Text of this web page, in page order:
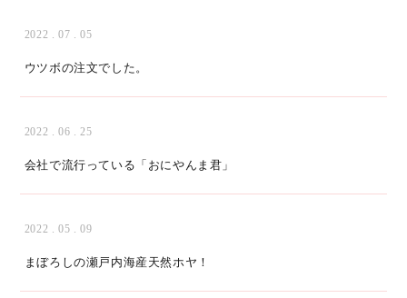
2022 . 07 . 05
ウツボの注文でした。
2022 . 06 . 25
会社で流行っている「おにやんま君」
2022 . 05 . 09
まぼろしの瀬戸内海産天然ホヤ！